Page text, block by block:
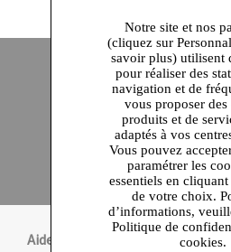
Site officiel
Click and collect
en 24 heures
Aide
Notre site et nos
(cliquez sur
savoir plus) utilisent
pour réaliser des
navigation et de
vous proposer des
produits et de
adaptés à vos
Vous pouvez
paramétrer les
essentiels en
de votre choix.
d’informations,
Politique de
cookies.